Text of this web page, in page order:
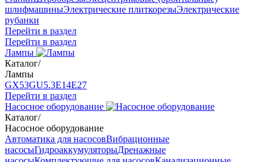
шлифмашиныЭлектрические плиткорезыЭлектрические
рубанки
Перейти в раздел
Перейти в раздел
Лампы
Каталог/
Лампы
GX53GU5.3Е14Е27
Перейти в раздел
Насосное оборудование
Каталог/
Насосное оборудование
Автоматика для насосовВибрационные
насосыГидроаккумуляторыДренажные